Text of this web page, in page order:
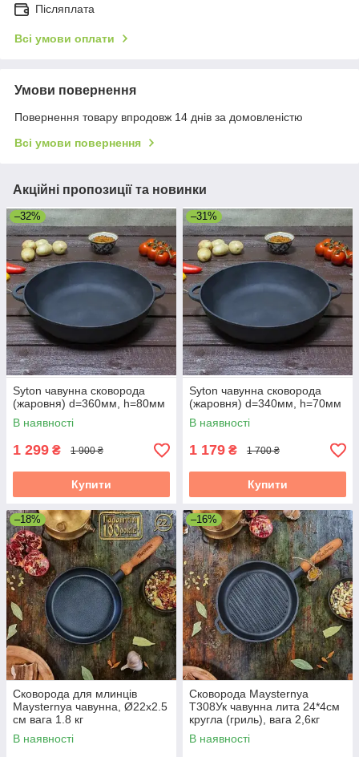
Післяплата
Всі умови оплати
Умови повернення
Повернення товару впродовж 14 днів за домовленістю
Всі умови повернення
Акційні пропозиції та новинки
–32%
Syton чавунна сковорода
(жаровня) d=360мм, h=80мм
В наявності
1 299 ₴ 1 900 ₴
Купити
–31%
Syton чавунна сковорода
(жаровня) d=340мм, h=70мм
В наявності
1 179 ₴ 1 700 ₴
Купити
–18%
Сковорода для млинців
Maysternya чавунна, Ø22х2.5
см вага 1.8 кг
В наявності
–16%
Сковорода Maysternya
Т308Ук чавунна лита 24*4см
кругла (гриль), вага 2,6кг
В наявності